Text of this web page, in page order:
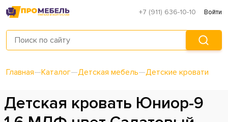
+7 (911) 636-10-10 Войти
Главная—Каталог—Детская мебель—Детские кровати
Детская кровать Юниор-9